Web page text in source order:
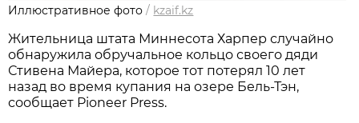
Иллюстративное фото / kzaif.kz
Жительница штата Миннесота Харпер случайно
обнаружила обручальное кольцо своего дяди
Стивена Майера, которое тот потерял 10 лет
назад во время купания на озере Бель-Тэн,
сообщает Pioneer Press.